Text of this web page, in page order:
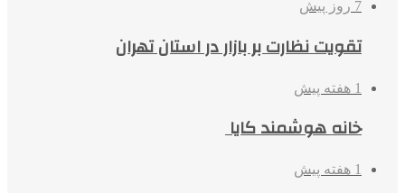
7 روز پیش
تقویت نظارت بر بازار در استان تهران
1 هفته پیش
خانه هوشمند کایا
1 هفته پیش